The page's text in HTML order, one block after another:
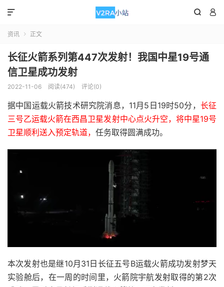
 

资讯  正文
长征火箭系列第447次发射！我国中星19号通
信卫星成功发射
2022-11-06 阅读(474) 评论(0)
据中国运载火箭技术研究院消息，11月5日19时50分， 长征
三号乙运载火箭在西昌卫星发射中心点火升空，将中星19号
卫星顺利送入预定轨道， 任务取得圆满成功。
本次发射也是继10月31日长征五号B运载火箭成功发射梦天
实验舱后，在一周的时间里，火箭院宇航发射取得的第2次